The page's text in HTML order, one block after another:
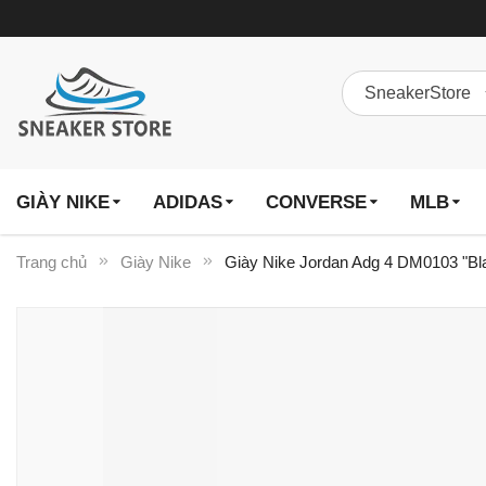
GIÀY NIKE ADIDAS CONVERSE MLB
Trang chủ Giày Nike Giày Nike Jordan Adg 4 DM0103